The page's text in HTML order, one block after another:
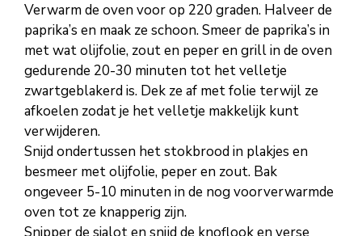
Verwarm de oven voor op 220 graden. Halveer de
paprika’s en maak ze schoon. Smeer de paprika’s in
met wat olijfolie, zout en peper en grill in de oven
gedurende 20-30 minuten tot het velletje
zwartgeblakerd is. Dek ze af met folie terwijl ze
afkoelen zodat je het velletje makkelijk kunt
verwijderen.
Snijd ondertussen het stokbrood in plakjes en
besmeer met olijfolie, peper en zout. Bak
ongeveer 5-10 minuten in de nog voorverwarmde
oven tot ze knapperig zijn.